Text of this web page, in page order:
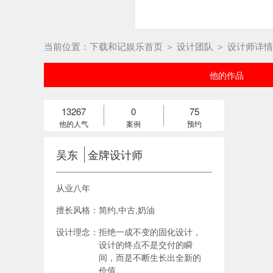
当前位置：下载和记娱乐首页 ＞ 设计团队 ＞ 设计师详
他的作品
13267
他的人气
0
案例
75
预约
吴东 金牌设计师
从业八年
擅长风格： 简约,中古,奶油
设计理念： 拒绝一成不变的固化设计，
设计的终点不是交付的瞬
间，而是不断生长出全新的
价值。